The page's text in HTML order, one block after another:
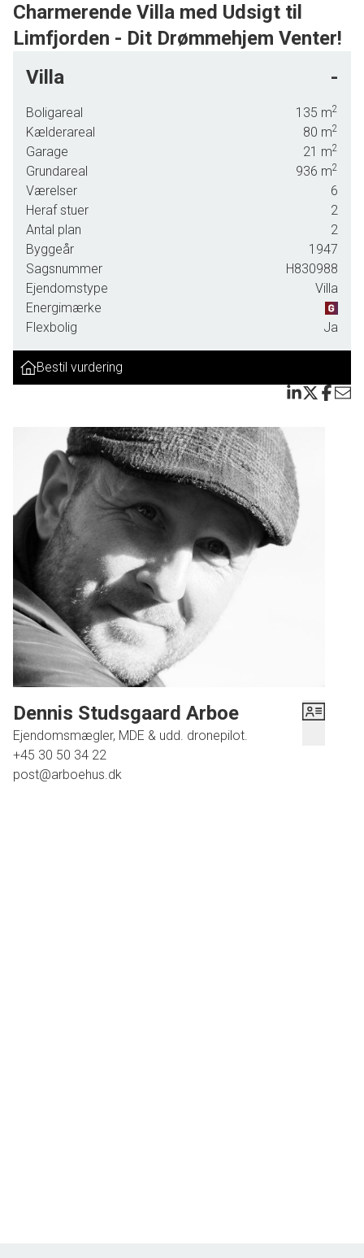
Charmerende Villa med Udsigt til
Limfjorden - Dit Drømmehjem Venter!
historie og karakter. Bygget i 1947, står ejendommen som
med sine røde teglsten og det matchende røde tegltag.
Med et boligareal på 135m2 fordelt over stueplan og første
sal + fuld kælder på 80m2 med direkte udgang, tilbyder
dette hjem rigelig plads til både familieaktiviteter og
afslapning.
Indenfor finder du to stuer en-suite til hyggelige
sammenkomster eller stille aftener i opholdsafdelingen. Det
hyggelige åbne spisekøkken indbyder til dagligdagens
kokkerering, hvor maden kan nydes ved det lille spisebord.
Ejendommen byder desuden på fire soverum, hvilket gør
den ideel for børnefamilier eller dem, der ønsker ekstra
plads til gæster eller kontor. Badeværelset i stueplan er
praktisk placeret for nem adgang fra alle husets rum, mens
toiletfaciliteterne på første sal sikrer bekvemmelighed for
hele familien. 1. salen opvarmes i øvrigt med elvarme.
Selvom villaen fremstår i stort set oprindelig stand, er de
fleste vinduer i stueplan og kælder skiftet for at sikre bedre
isolering og komfort. Husets murværk trænger dog til nogle
reparationer; fugerne har brug for opdatering, revner skal
udbedres, og bl.a. overliggerne viser tegn på rust inde i
murværket – alt sammen projekter for den rette køber med
sans for detaljer.
Beliggenheden er god! Med kun små 350 meter til
vandkanten kan du nyde godt af de naturskønne
omgivelser ved Limfjorden hver eneste dag. Den
nærliggende badestrand tilbyder mulighed for afslappede
sommerdage ved vandet eller energiske gåture langs
kysten året rundt.
Villa -
Boligareal 135 m2
Kælderareal 80 m2
Garage 21 m2
Grundareal 936 m2
Værelser
6
Heraf stuer
2
Antal plan
2
Byggeår
1947
Sagsnummer
H830988
Ejendomstype
Villa
Energimærke
Flexbolig
Ja
Bestil vurdering
Dennis Studsgaard Arboe
Ejendomsmægler, MDE & udd. dronepilot.
+45 30 50 34 22
post@arboehus.dk